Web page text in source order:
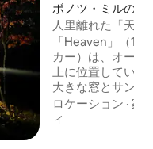
ボノツ・ミルの一
人里離れた「天国
ナ、夕日の景色
「Heaven」（
カー）は、オーセ
上に位置していま
大きな窓とサンル
家。2つのポーチ
えます。夕日を
ロケーション ·家
ィ